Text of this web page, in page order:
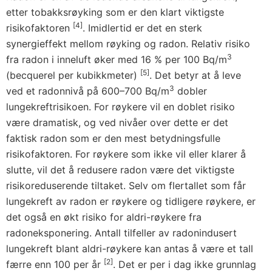
etter tobakksrøyking som er den klart viktigste
risikofaktoren [4]. Imidlertid er det en sterk
synergieffekt mellom røyking og radon. Relativ risiko
fra radon i inneluft øker med 16 % per 100 Bq/m3
(becquerel per kubikkmeter) [5]. Det betyr at å leve
ved et radonnivå på 600–700 Bq/m3 dobler
lungekreftrisikoen. For røykere vil en doblet risiko
være dramatisk, og ved nivåer over dette er det
faktisk radon som er den mest betydningsfulle
risikofaktoren. For røykere som ikke vil eller klarer å
slutte, vil det å redusere radon være det viktigste
risikoreduserende tiltaket. Selv om flertallet som får
lungekreft av radon er røykere og tidligere røykere, er
det også en økt risiko for aldri-røykere fra
radoneksponering. Antall tilfeller av radonindusert
lungekreft blant aldri-røykere kan antas å være et tall
færre enn 100 per år [2]. Det er per i dag ikke grunnlag